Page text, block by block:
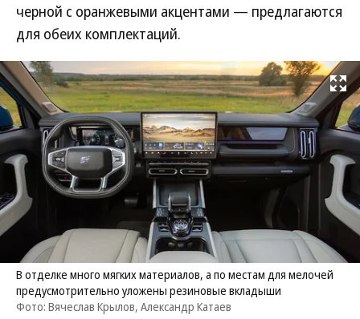
черной с оранжевыми акцентами — предлагаются
для обеих комплектаций.
Развернуть
В отделке много мягких материалов, а по местам для мелочей
предусмотрительно уложены резиновые вкладыши
Фото: Вячеслав Крылов, Александр Катаев